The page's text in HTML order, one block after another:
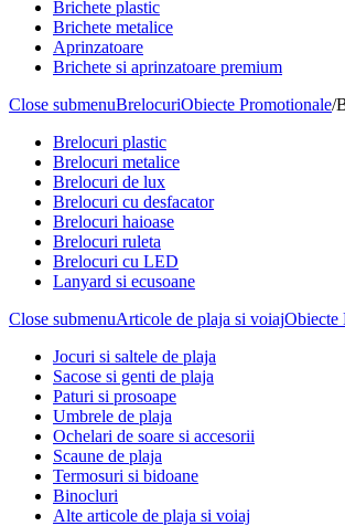
Brichete plastic
Brichete metalice
Aprinzatoare
Brichete si aprinzatoare premium
Close submenuBrelocuriObiecte Promotionale/
Brelocuri plastic
Brelocuri metalice
Brelocuri de lux
Brelocuri cu desfacator
Brelocuri haioase
Brelocuri ruleta
Brelocuri cu LED
Lanyard si ecusoane
Close submenuArticole de plaja si voiajObiecte
Jocuri si saltele de plaja
Sacose si genti de plaja
Paturi si prosoape
Umbrele de plaja
Ochelari de soare si accesorii
Scaune de plaja
Termosuri si bidoane
Binocluri
Alte articole de plaja si voiaj